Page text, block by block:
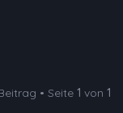
• Seite 1 von 1